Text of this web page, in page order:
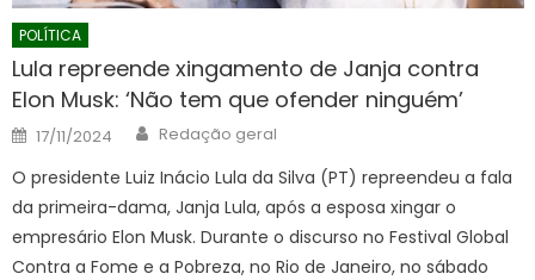
POLÍTICA
Lula repreende xingamento de Janja contra
Elon Musk: ‘Não tem que ofender ninguém’
Posted
on
17/11/2024 Author
Redação geral
O presidente Luiz Inácio Lula da Silva (PT) repreendeu a fala
da primeira-dama, Janja Lula, após a esposa xingar o
empresário Elon Musk. Durante o discurso no Festival Global
Contra a Fome e a Pobreza, no Rio de Janeiro, no sábado